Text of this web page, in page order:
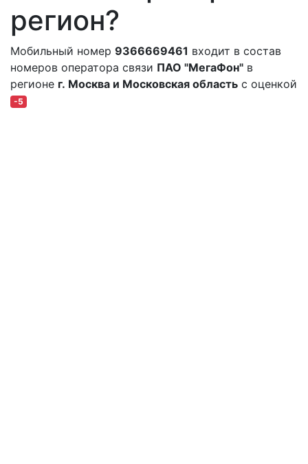
регион?
Мобильный номер 9366669461 входит в состав
номеров оператора связи ПАО "МегаФон" в
регионе г. Москва и Московская область с оценкой
-5